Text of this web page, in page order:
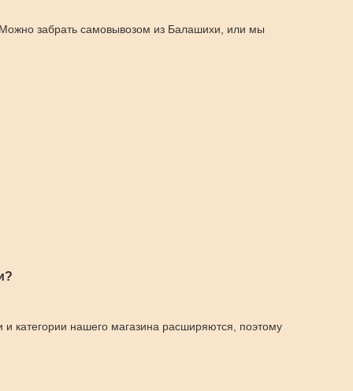
забрать самовывозом из Балашихи, или мы
категории нашего магазина расширяются, поэтому